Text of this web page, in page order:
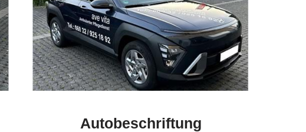
Autobeschriftung